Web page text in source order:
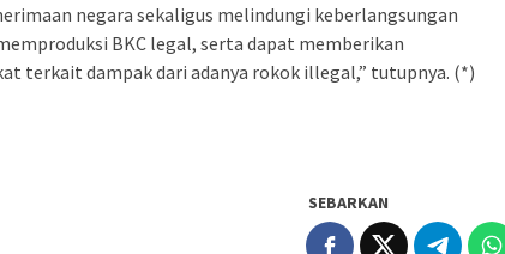
negara sekaligus melindungi keberlangsungan
BKC legal, serta dapat memberikan
terkait dampak dari adanya rokok illegal,” tutupnya. (*)
SEBARKAN